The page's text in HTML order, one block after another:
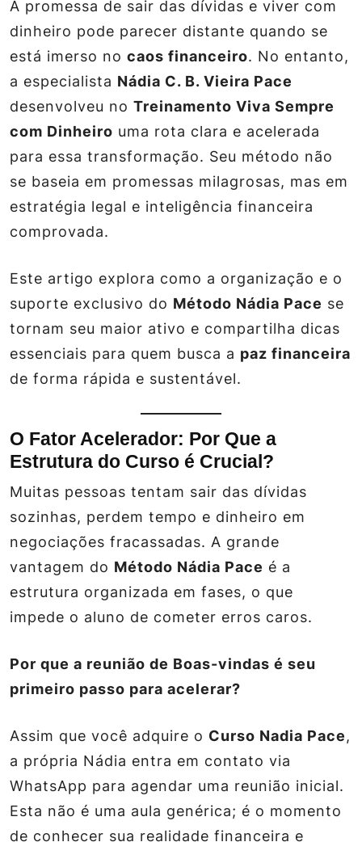
A promessa de sair das dívidas e viver com
dinheiro pode parecer distante quando se
está imerso no caos financeiro. No entanto,
a especialista Nádia C. B. Vieira Pace
desenvolveu no Treinamento Viva Sempre
com Dinheiro uma rota clara e acelerada
para essa transformação. Seu método não
se baseia em promessas milagrosas, mas em
estratégia legal e inteligência financeira
comprovada.
Este artigo explora como a organização e o
suporte exclusivo do Método Nádia Pace se
tornam seu maior ativo e compartilha dicas
essenciais para quem busca a paz financeira
de forma rápida e sustentável.
O Fator Acelerador: Por Que a
Estrutura do Curso é Crucial?
Muitas pessoas tentam sair das dívidas
sozinhas, perdem tempo e dinheiro em
negociações fracassadas. A grande
vantagem do Método Nádia Pace é a
estrutura organizada em fases, o que
impede o aluno de cometer erros caros.
Por que a reunião de Boas-vindas é seu
primeiro passo para acelerar?
Assim que você adquire o Curso Nadia Pace,
a própria Nádia entra em contato via
WhatsApp para agendar uma reunião inicial.
Esta não é uma aula genérica; é o momento
de conhecer sua realidade financeira e